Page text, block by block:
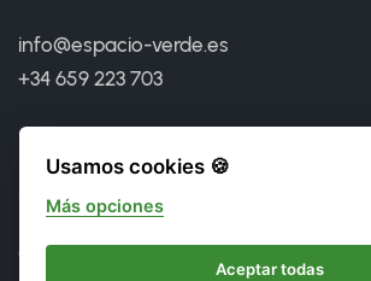
info@espacio-verde.es
+34 659 223 703
©
2026 Espacio Verde. Todos los
Usamos cookies 🍪
Más opciones
Aceptar todas